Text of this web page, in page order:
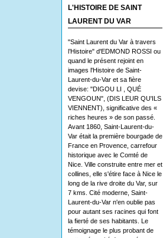
L'HISTOIRE DE SAINT
LAURENT DU VAR
"Saint Laurent du Var à travers
l’Histoire" d'EDMOND ROSSI ou
quand le présent rejoint en
images l'Histoire de Saint-
Laurent-du-Var et sa fière
devise: "DIGOU LI , QUÉ
VENGOUN", (DIS LEUR QU'ILS
VIENNENT), significative des «
riches heures » de son passé.
Avant 1860, Saint-Laurent-du-
Var était la première bourgade de
France en Provence, carrefour
historique avec le Comté de
Nice. Ville construite entre mer et
collines, elle s'étire face à Nice le
long de la rive droite du Var, sur
7 kms. Cité moderne, Saint-
Laurent-du-Var n'en oublie pas
pour autant ses racines qui font
la fierté de ses habitants. Le
témoignage le plus probant de